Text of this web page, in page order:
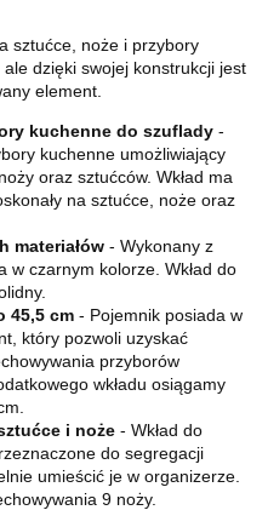
sztućce, noże i przybory
dzięki swojej konstrukcji jest
element.
kuchenne do szuflady -
kuchenne umożliwiający
oraz sztućców. Wkład ma
na sztućce, noże oraz
materiałów - Wykonany z
w czarnym kolorze. Wkład do
45,5 cm - Pojemnik posiada w
który pozwoli uzyskać
przyborów
wkładu osiągamy
i noże - Wkład do
do segregacji
umieścić je w organizerze.
9 noży.